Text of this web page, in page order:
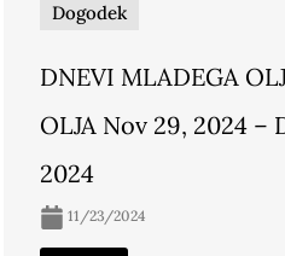
Dogodek
DNEVI MLADEGA
OLJA Nov 29, 2024 –
2024
11/23/2024